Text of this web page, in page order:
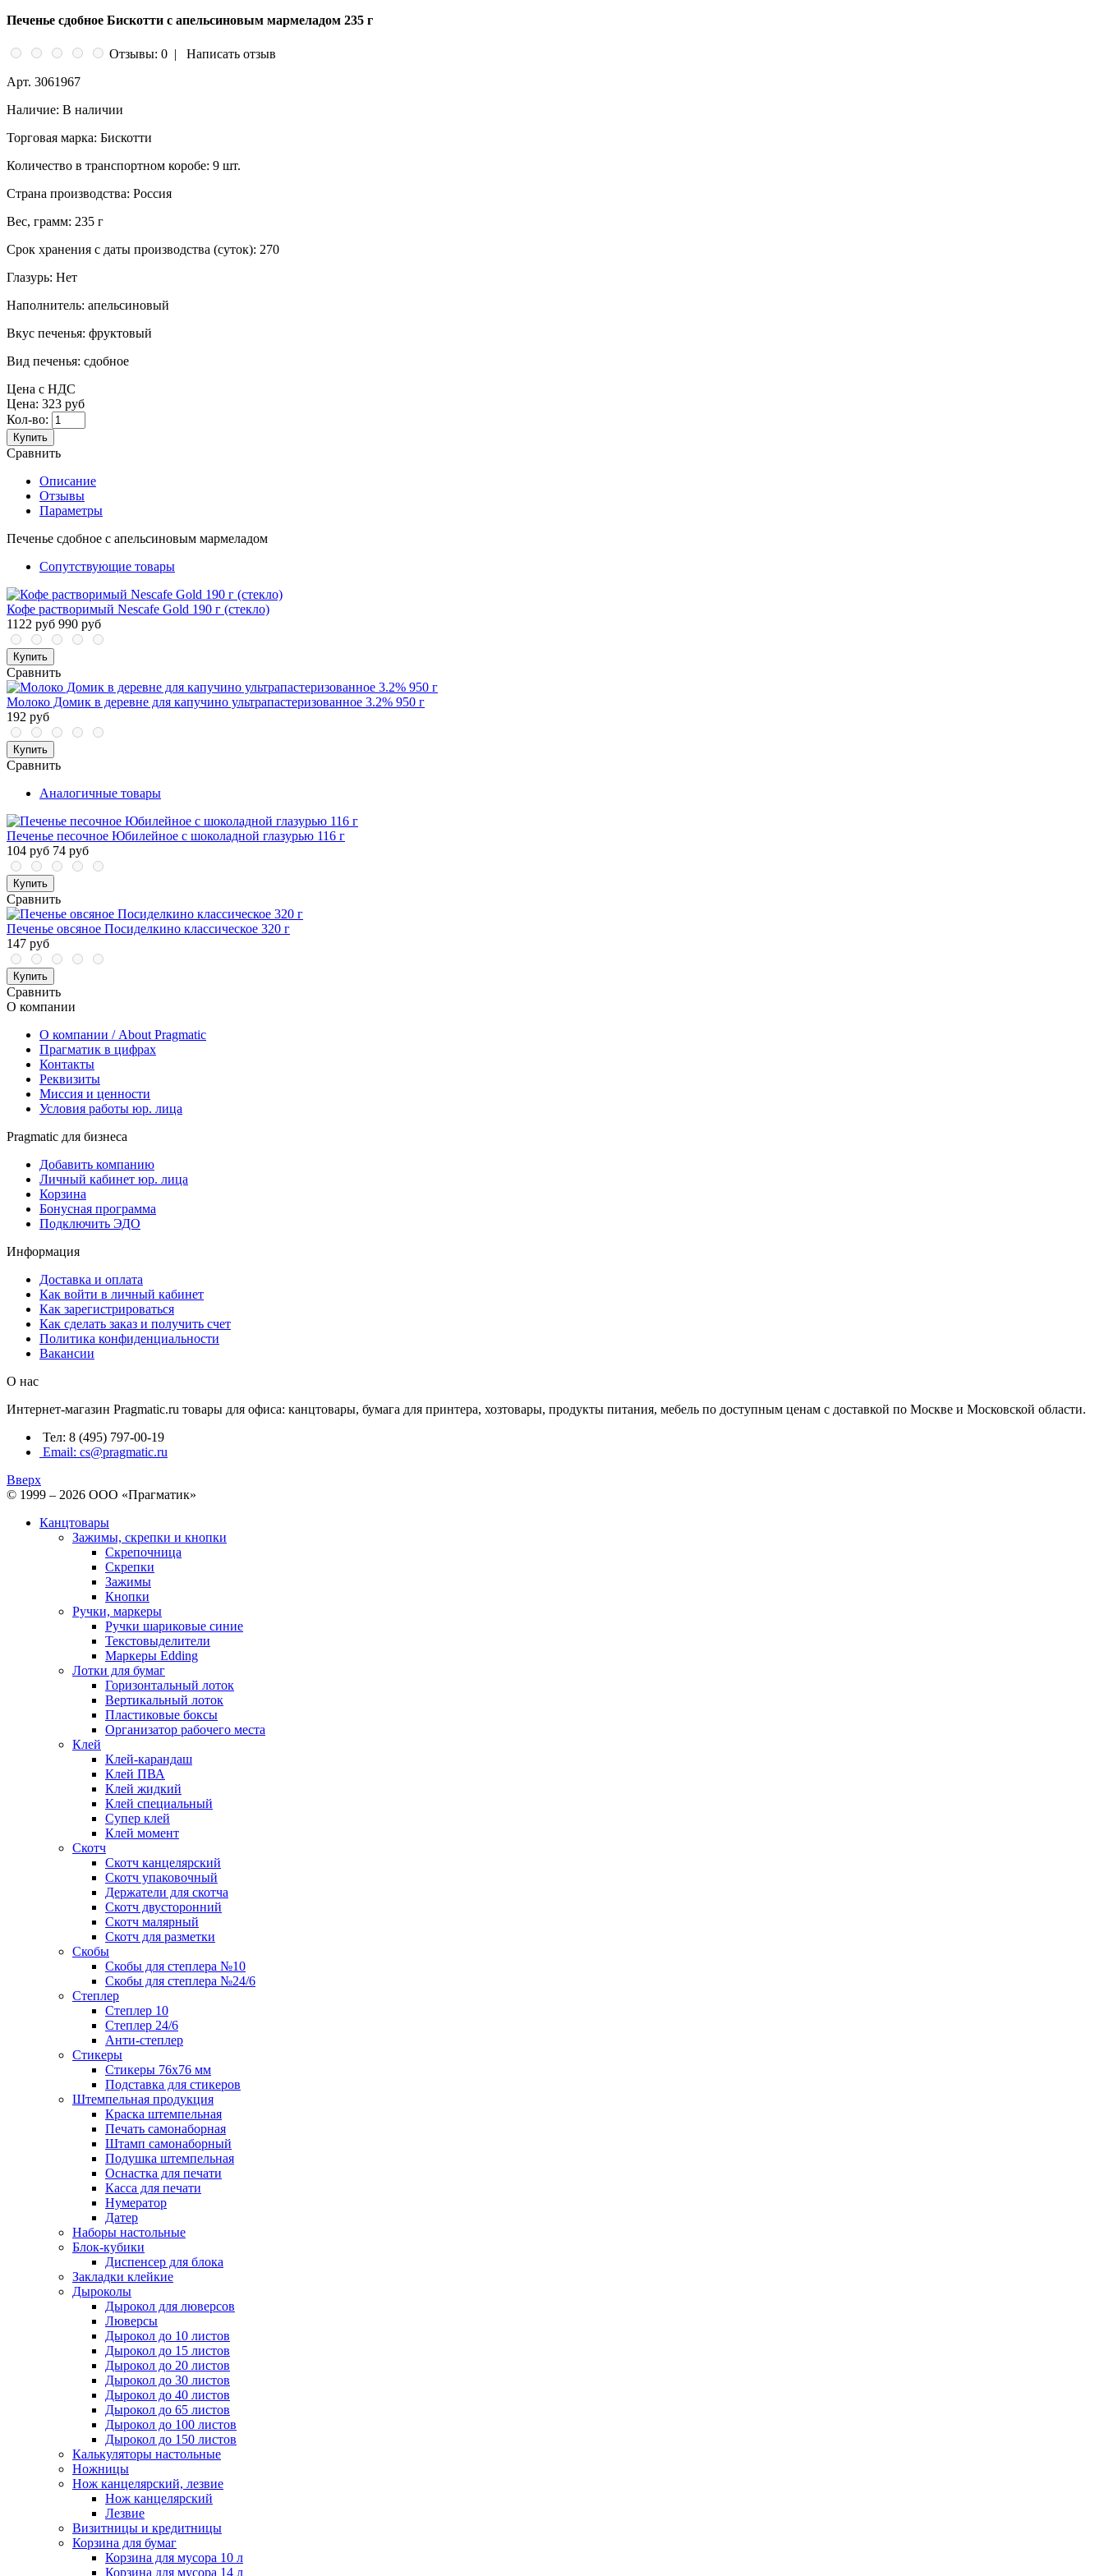
Печенье сдобное Бискотти с апельсиновым мармеладом 235 г
Отзывы: 0 |
Написать отзыв
Арт. 3061967
Наличие: В наличии
Торговая марка: Бискотти
Количество в транспортном коробе: 9 шт.
Страна производства: Россия
Вес, грамм: 235 г
Срок хранения с даты производства (суток): 270
Глазурь: Нет
Наполнитель: апельсиновый
Вкус печенья: фруктовый
Вид печенья: сдобное
Цена с НДС
Цена: 323 руб
Кол-во:
Купить
Сравнить
Описание
Отзывы
Параметры
Печенье сдобное с апельсиновым мармеладом
Сопутствующие товары
Кофе растворимый Nescafe Gold 190 г (стекло)
1122 руб 990 руб
Купить
Сравнить
Молоко Домик в деревне для капучино ультрапастеризованное 3.2% 950 г
192 руб
Купить
Сравнить
Аналогичные товары
Печенье песочное Юбилейное с шоколадной глазурью 116 г
104 руб 74 руб
Купить
Сравнить
Печенье овсяное Посиделкино классическое 320 г
147 руб
Купить
Сравнить
О компании
О компании / About Pragmatic
Прагматик в цифрах
Контакты
Реквизиты
Миссия и ценности
Условия работы юр. лица
Pragmatic для бизнеса
Добавить компанию
Личный кабинет юр. лица
Корзина
Бонусная программа
Подключить ЭДО
Информация
Доставка и оплата
Как войти в личный кабинет
Как зарегистрироваться
Как сделать заказ и получить счет
Политика конфиденциальности
Вакансии
О нас
Интернет-магазин Pragmatic.ru товары для офиса: канцтовары, бумага для принтера, хозтовары, продукты питания, мебель по доступным ценам с доставкой по Москве и Московской области.
Тел: 8 (495) 797-00-19
Email: cs@pragmatic.ru
Вверх
© 1999 – 2026 ООО «Прагматик»
Канцтовары
Зажимы, скрепки и кнопки
Скрепочница
Скрепки
Зажимы
Кнопки
Ручки, маркеры
Ручки шариковые синие
Текстовыделители
Маркеры Edding
Лотки для бумаг
Горизонтальный лоток
Вертикальный лоток
Пластиковые боксы
Организатор рабочего места
Клей
Клей-карандаш
Клей ПВА
Клей жидкий
Клей специальный
Супер клей
Клей момент
Скотч
Скотч канцелярский
Скотч упаковочный
Держатели для скотча
Скотч двусторонний
Скотч малярный
Скотч для разметки
Скобы
Скобы для степлера №10
Скобы для степлера №24/6
Степлер
Степлер 10
Степлер 24/6
Анти-степлер
Стикеры
Стикеры 76x76 мм
Подставка для стикеров
Штемпельная продукция
Краска штемпельная
Печать самонаборная
Штамп самонаборный
Подушка штемпельная
Оснастка для печати
Касса для печати
Нумератор
Датер
Наборы настольные
Блок-кубики
Диспенсер для блока
Закладки клейкие
Дыроколы
Дырокол для люверсов
Люверсы
Дырокол до 10 листов
Дырокол до 15 листов
Дырокол до 20 листов
Дырокол до 30 листов
Дырокол до 40 листов
Дырокол до 65 листов
Дырокол до 100 листов
Дырокол до 150 листов
Калькуляторы настольные
Ножницы
Нож канцелярский, лезвие
Нож канцелярский
Лезвие
Визитницы и кредитницы
Корзина для бумаг
Корзина для мусора 10 л
Корзина для мусора 14 л